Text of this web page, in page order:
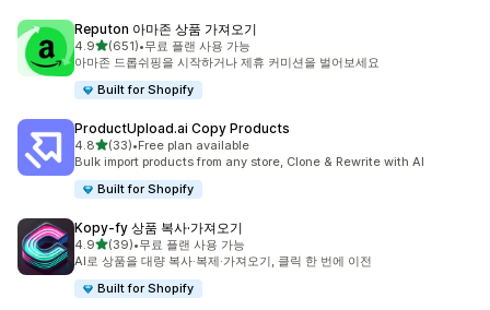
Reputon 아마존 상품 가져오기
4.9별 5개 중
(651)
총 리뷰 651개
•무료 플랜 사용 가능
아마존 드롭쉬핑을 시작하거나 제휴 커미션을 벌어보세요
Built for Shopify
ProductUpload.ai Copy Products
4.8별 5개 중
(33)
총 리뷰 33개
•Free plan available
Bulk import products from any store, Clone & Rewrite with AI
Built for Shopify
Kopy‑fy 상품 복사·가져오기
4.9별 5개 중
(39)
총 리뷰 39개
•무료 플랜 사용 가능
AI로 상품을 대량 복사·복제·가져오기, 클릭 한 번에 이전
Built for Shopify